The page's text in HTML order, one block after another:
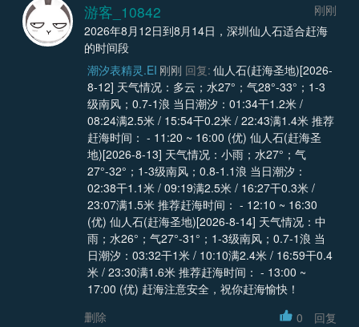
游客_10842
刚刚
2026年8月12日到8月14日，深圳仙人石适合赶海
的时间段
潮汐表精灵.EI 刚刚 回复: 仙人石(赶海圣地)[2026-
8-12] 天气情况：多云；水27°；气28°-33°；1-3
级南风；0.7-1浪 当日潮汐：01:34干1.2米 /
08:24满2.5米 / 15:54干0.2米 / 22:43满1.4米 推荐
赶海时间： - 11:20 ~ 16:00 (优) 仙人石(赶海圣
地)[2026-8-13] 天气情况：小雨；水27°；气
27°-32°；1-3级南风；0.8-1.1浪 当日潮汐：
02:38干1.1米 / 09:19满2.5米 / 16:27干0.3米 /
23:07满1.5米 推荐赶海时间： - 12:10 ~ 16:30
(优) 仙人石(赶海圣地)[2026-8-14] 天气情况：中
雨；水26°；气27°-31°；1-3级南风；0.7-1浪 当
日潮汐：03:32干1米 / 10:10满2.4米 / 16:59干0.4
米 / 23:30满1.6米 推荐赶海时间： - 13:00 ~
17:00 (优) 赶海注意安全，祝你赶海愉快！
删除
0 回复